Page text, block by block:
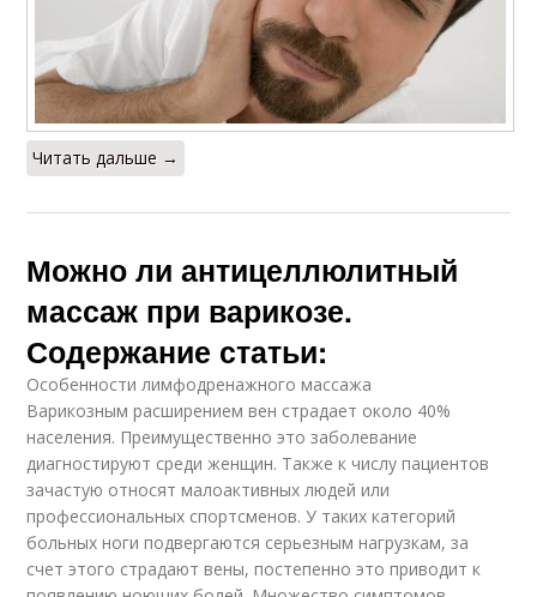
Читать дальше →
Можно ли антицеллюлитный
массаж при варикозе.
Содержание статьи:
Особенности лимфодренажного массажа
Варикозным расширением вен страдает около 40%
населения. Преимущественно это заболевание
диагностируют среди женщин. Также к числу пациентов
зачастую относят малоактивных людей или
профессиональных спортсменов. У таких категорий
больных ноги подвергаются серьезным нагрузкам, за
счет этого страдают вены, постепенно это приводит к